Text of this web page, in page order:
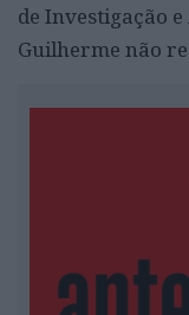
de Investigação e
Guilherme não